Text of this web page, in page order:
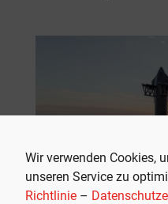
Wir verwenden Cookies,
unseren Service zu
Richtlinie –